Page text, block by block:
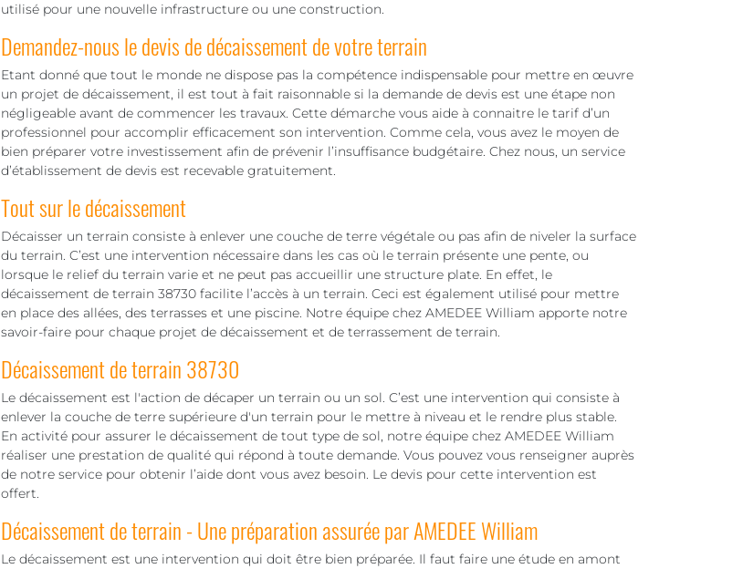
utilisé pour une nouvelle infrastructure ou une construction.
Demandez-nous le devis de décaissement de votre terrain
Etant donné que tout le monde ne dispose pas la compétence indispensable pour mettre en œuvre
un projet de décaissement, il est tout à fait raisonnable si la demande de devis est une étape non
négligeable avant de commencer les travaux. Cette démarche vous aide à connaitre le tarif d’un
professionnel pour accomplir efficacement son intervention. Comme cela, vous avez le moyen de
bien préparer votre investissement afin de prévenir l’insuffisance budgétaire. Chez nous, un service
d’établissement de devis est recevable gratuitement.
Tout sur le décaissement
Décaisser un terrain consiste à enlever une couche de terre végétale ou pas afin de niveler la surface
du terrain. C’est une intervention nécessaire dans les cas où le terrain présente une pente, ou
lorsque le relief du terrain varie et ne peut pas accueillir une structure plate. En effet, le
décaissement de terrain 38730 facilite l’accès à un terrain. Ceci est également utilisé pour mettre
en place des allées, des terrasses et une piscine. Notre équipe chez AMEDEE William apporte notre
savoir-faire pour chaque projet de décaissement et de terrassement de terrain.
Décaissement de terrain 38730
Le décaissement est l'action de décaper un terrain ou un sol. C’est une intervention qui consiste à
enlever la couche de terre supérieure d'un terrain pour le mettre à niveau et le rendre plus stable.
En activité pour assurer le décaissement de tout type de sol, notre équipe chez AMEDEE William
réaliser une prestation de qualité qui répond à toute demande. Vous pouvez vous renseigner auprès
de notre service pour obtenir l’aide dont vous avez besoin. Le devis pour cette intervention est
offert.
Décaissement de terrain - Une préparation assurée par AMEDEE William
Le décaissement est une intervention qui doit être bien préparée. Il faut faire une étude en amont